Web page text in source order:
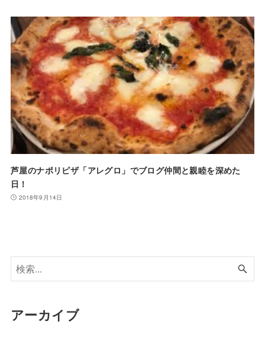
芦屋のナポリピザ「アレグロ」でブログ仲間と親睦を深めた
日！
2018年9月14日
アーカイブ